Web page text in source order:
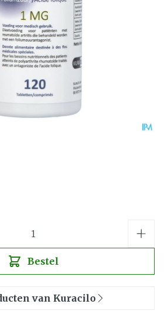
Bestel
van Kuracilo